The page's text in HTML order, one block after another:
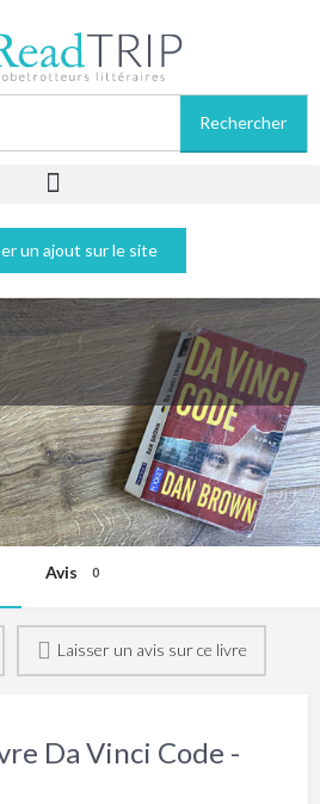
un ajout sur le site
Dan Brown
Acheter sur Fnac
Avis 0
Laisser un avis sur ce livre
Da Vinci Code -